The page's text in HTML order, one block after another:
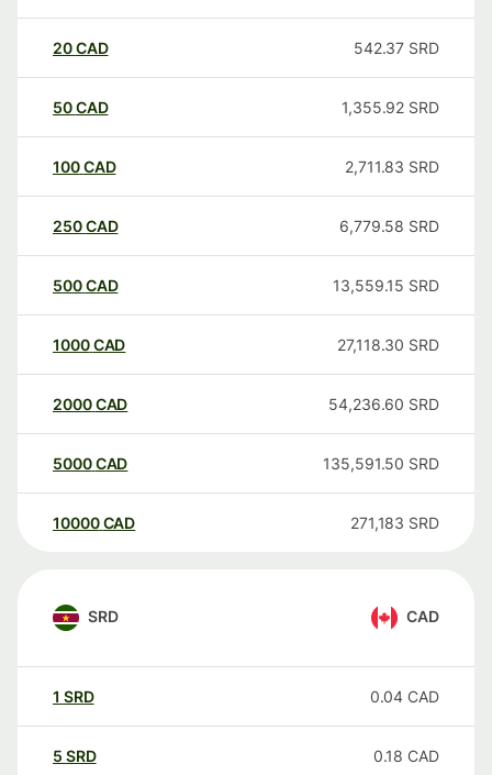
20CAD 542.37 SRD
50CAD 1,355.92 SRD
100CAD 2,711.83 SRD
250CAD 6,779.58 SRD
500CAD 13,559.15 SRD
1000CAD 27,118.30 SRD
2000CAD 54,236.60 SRD
5000CAD 135,591.50 SRD
10000 CAD 271,183 SRD
SRD CAD
1 SRD 0.04 CAD
5 SRD 0.18 CAD